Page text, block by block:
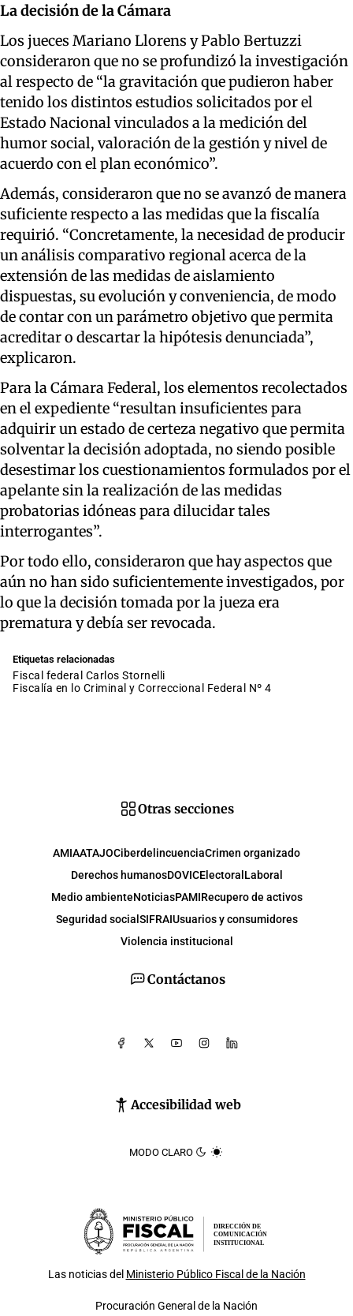
La decisión de la Cámara
Los jueces Mariano Llorens y Pablo Bertuzzi
consideraron que no se profundizó la investigación
al respecto de “la gravitación que pudieron haber
tenido los distintos estudios solicitados por el
Estado Nacional vinculados a la medición del
humor social, valoración de la gestión y nivel de
acuerdo con el plan económico”.
Además, consideraron que no se avanzó de manera
suficiente respecto a las medidas que la fiscalía
requirió. “Concretamente, la necesidad de producir
un análisis comparativo regional acerca de la
extensión de las medidas de aislamiento
dispuestas, su evolución y conveniencia, de modo
de contar con un parámetro objetivo que permita
acreditar o descartar la hipótesis denunciada”,
explicaron.
Para la Cámara Federal, los elementos recolectados
en el expediente “resultan insuficientes para
adquirir un estado de certeza negativo que permita
solventar la decisión adoptada, no siendo posible
desestimar los cuestionamientos formulados por el
apelante sin la realización de las medidas
probatorias idóneas para dilucidar tales
interrogantes”.
Por todo ello, consideraron que hay aspectos que
aún no han sido suficientemente investigados, por
lo que la decisión tomada por la jueza era
prematura y debía ser revocada.
Etiquetas relacionadas
fiscal federal Carlos Stornelli
Fiscalía en lo Criminal y Correccional Federal Nº 4
Contáctanos
Accesibilidad web
MODO CLARO
Otras secciones
AMIAATAJOCiberdelincuenciaCrimen organizado
Derechos humanosDOVICElectoral Laboral
Medio ambienteNoticiasPAMIRecupero de activos
Seguridad social SIFRAIUsuarios y consumidores
Violencia institucional
DIRECCIÓN DE
COMUNICACIÓN
INSTITUCIONAL
Las noticias del Ministerio Público Fiscal de la Nación
Procuración General de la Nación